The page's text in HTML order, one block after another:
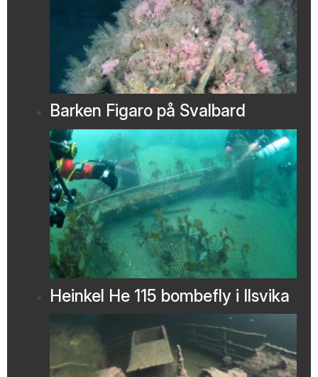
Barken Figaro på Svalbard
Heinkel He 115 bombefly i Ilsvika